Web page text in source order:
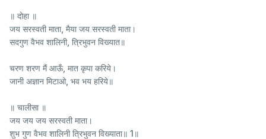
॥ दोहा ॥
जय सरस्वती माता, मैया जय सरस्वती माता।
सदगुण वैभव शालिनी, त्रिभुवन विख्यात॥
चरण शरण मैं आऊँ, मात कृपा करिये।
जानी अज्ञान मिटाओ, भव भय हरिये॥
॥ चालीसा ॥
जय जय जय सरस्वती माता।
शुभ गुण वैभव शालिनी त्रिभुवन विख्याता॥ 1॥